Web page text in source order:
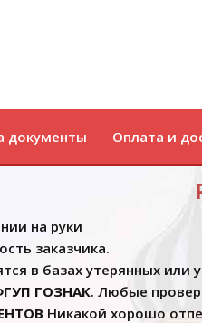
документы Оплата и
на руки
заказчика.
в базах утерянных или
ГОЗНАК. Любые
Никакой хорошо